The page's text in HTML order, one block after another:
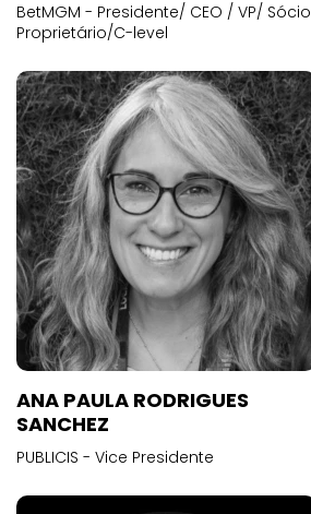
BetMGM - Presidente/ CEO / VP/ Sócio
Proprietário/C-level
ANA PAULA RODRIGUES
SANCHEZ
PUBLICIS - Vice Presidente